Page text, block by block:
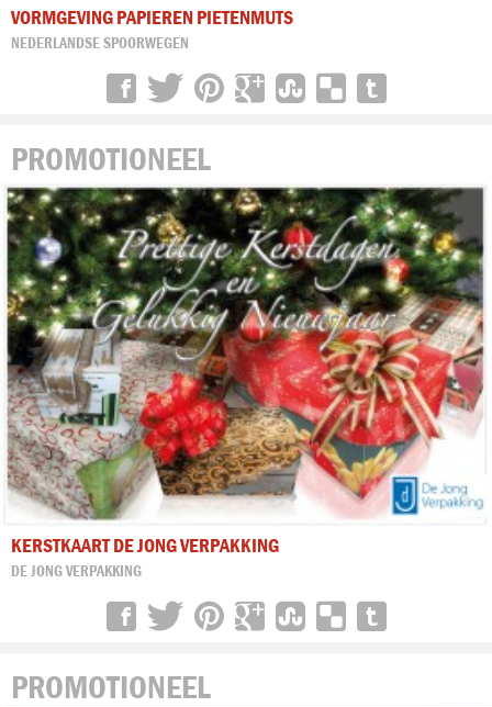
VORMGEVING PAPIEREN PIETENMUTS
NEDERLANDSE SPOORWEGEN
PROMOTIONEEL
KERSTKAART DE JONG VERPAKKING
DE JONG VERPAKKING
PROMOTIONEEL